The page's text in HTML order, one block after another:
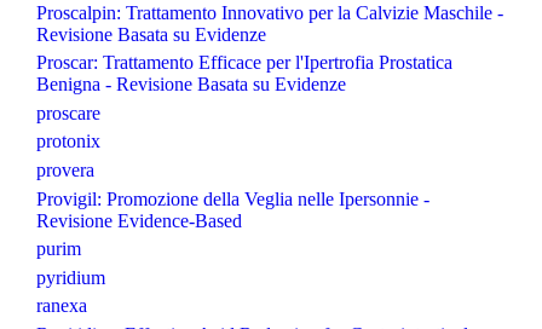
Proscalpin: Trattamento Innovativo per la Calvizie Maschile -
Revisione Basata su Evidenze
Proscar: Trattamento Efficace per l'Ipertrofia Prostatica
Benigna - Revisione Basata su Evidenze
proscare
protonix
provera
Provigil: Promozione della Veglia nelle Ipersonnie -
Revisione Evidence-Based
purim
pyridium
ranexa